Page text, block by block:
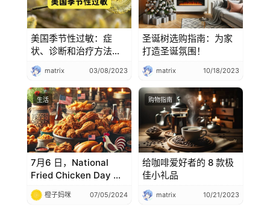
美国季节性过敏：症
状、诊断和治疗方法介
绍
matrix 03/08/2023
圣诞树选购指南：为家
打造圣诞氛围！
matrix 10/18/2023
生活
7月6 日，National
Fried Chicken Day 全
美炸鸡日大放送，全国
各地炸鸡优惠一网打尽
橙子妈咪 07/05/2024
购物指南
给咖啡爱好者的 8 款极
佳小礼品
matrix 10/21/2023